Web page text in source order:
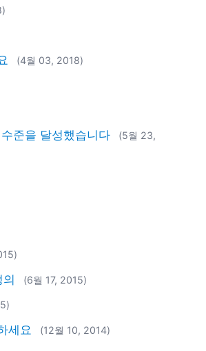
(4월 03, 2018)
준을 달성했습니다
(5월 23,
(6월 17, 2015)
세요 (12월 10, 2014)